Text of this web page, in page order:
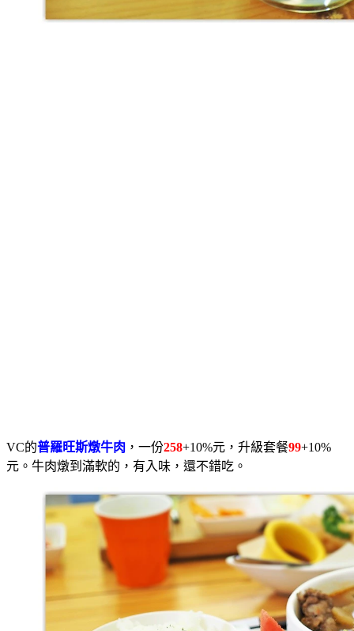
VC的普羅旺斯燉牛肉 ，一份258+10%元，升級套餐99+10%
元。牛肉燉到滿軟的，有入味，還不錯吃。